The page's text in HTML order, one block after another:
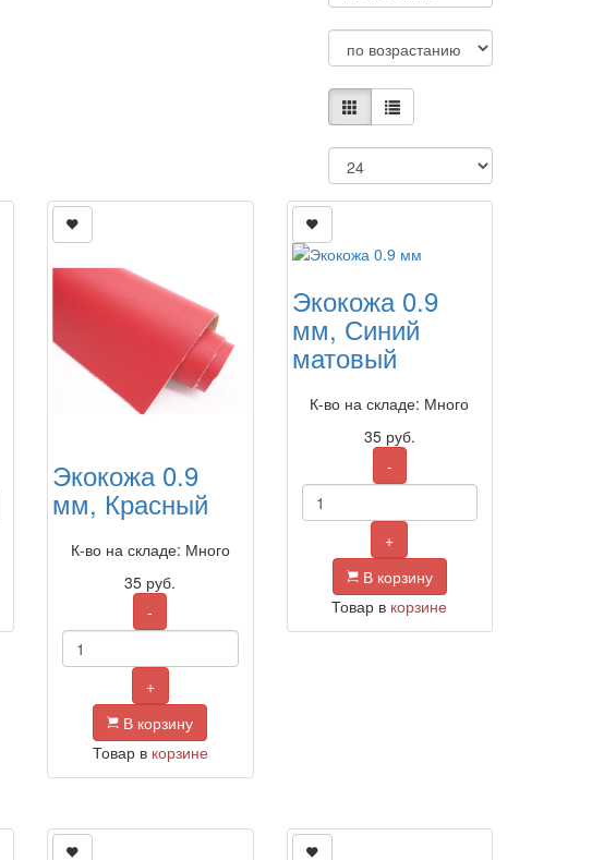
Экокожа 0.9
мм, Красный
К-во на складе: Много
35 руб.
-
+
В корзину
Товар вкорзине
Экокожа 0.9
мм, Синий
матовый
К-во на складе: Много
35 руб.
-
+
В корзину
Товар в корзине